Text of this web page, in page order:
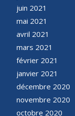
juin 2021
mai 2021
avril 2021
mars 2021
février 2021
janvier 2021
décembre 2020
novembre 2020
octobre 2020